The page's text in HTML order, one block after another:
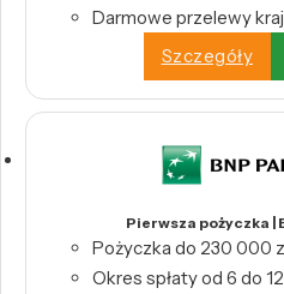
Darmowe przelewy
Szczegóły
Pierwsza pożyczka |
Pożyczka do 230 000
Okres spłaty od 6 do